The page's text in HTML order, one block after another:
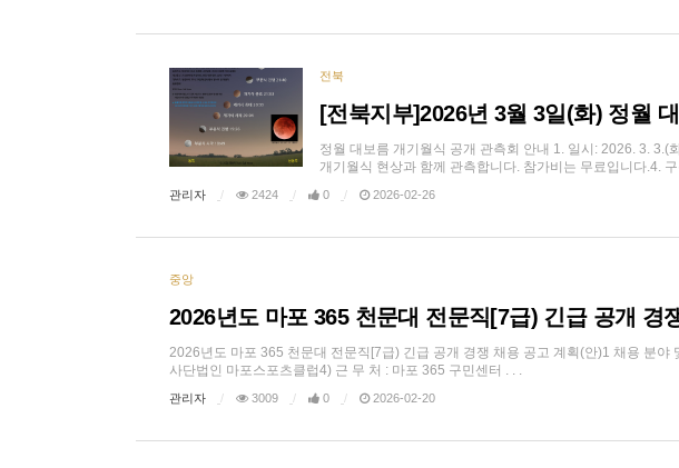
전북
[전북지부]2026년 3월 3일(화) 정월
정월 대보름 개기월식 공개 관측회 안내 1. 일시: 2026. 3.
개기월식 현상과 함께 관측합니다. 참가비는 무료입니다.4.
관리자 2424 0 2026-02-26
중앙
2026년도 마포 365 천문대 전문직[7급) 긴급 공개 경
2026년도 마포 365 천문대 전문직[7급) 긴급 공개 경쟁 채용 공고 계획(안)1 채용 분
사단법인 마포스포츠클럽4) 근 무 처 : 마포 365 구민센터 . . .
관리자 3009 0 2026-02-20